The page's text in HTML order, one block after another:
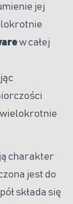
jej
w całej
wielokrotnie
charakter
jest do
składa się